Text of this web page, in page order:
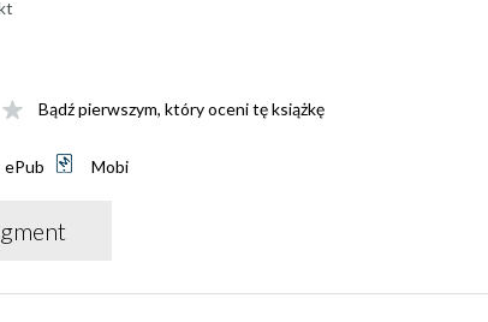
Bądź pierwszym, który oceni tę książkę
Mobi